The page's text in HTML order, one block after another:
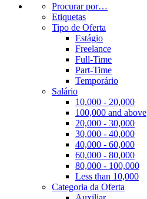
Procurar por…
Etiquetas
Tipo de Oferta
Estágio
Freelance
Full-Time
Part-Time
Temporário
Salário
10,000 - 20,000
100,000 and above
20,000 - 30,000
30,000 - 40,000
40,000 - 60,000
60,000 - 80,000
80,000 - 100,000
Less than 10,000
Categoria da Oferta